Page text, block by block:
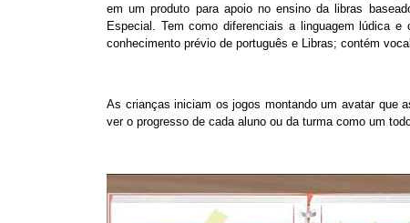
em um produto para apoio no ensino da libras
Especial. Tem como diferenciais a linguagem lúdica
conhecimento prévio de português e Libras; contém
As crianças iniciam os jogos montando um avatar que
ver o progresso de cada aluno ou da turma como um